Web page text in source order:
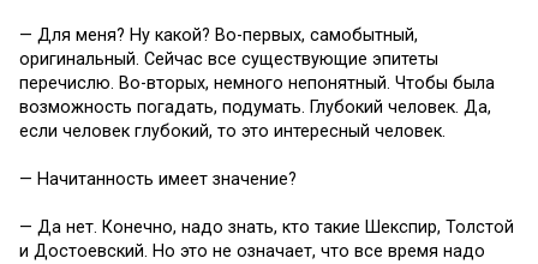
— Для меня? Ну какой? Во-первых, самобытный,
оригинальный. Сейчас все существующие эпитеты
перечислю. Во-вторых, немного непонятный. Чтобы была
возможность погадать, подумать. Глубокий человек. Да,
если человек глубокий, то это интересный человек.
— Начитанность имеет значение?
— Да нет. Конечно, надо знать, кто такие Шекспир, Толстой
и Достоевский. Но это не означает, что все время надо